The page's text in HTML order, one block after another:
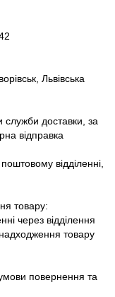
Львівська
служби доставки, за
відправка
відділенні,
товару:
через відділення
товару
повернення та